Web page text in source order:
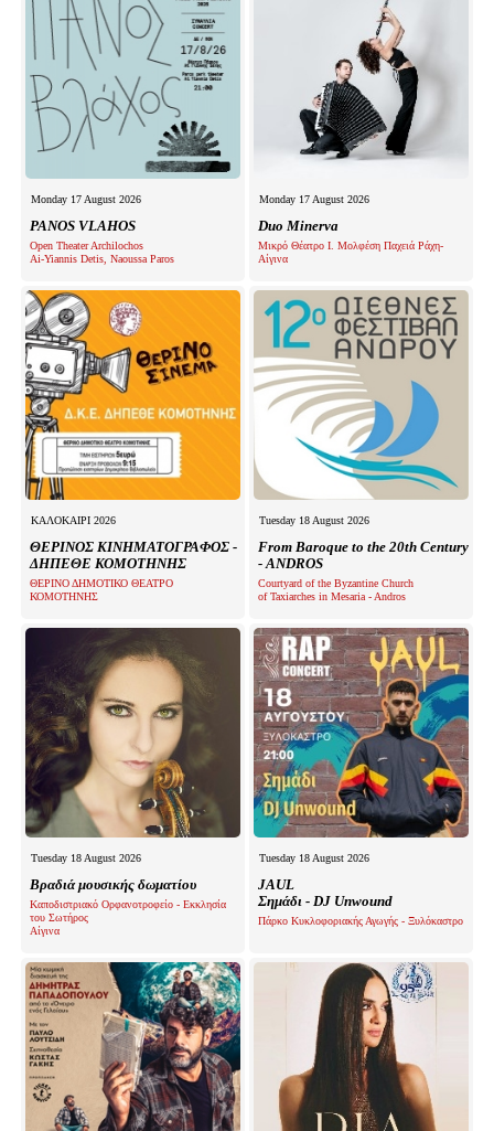
Monday 17 August 2026
PANOS VLAHOS
Open Theater Archilochos
Ai-Yiannis Detis, Naoussa Paros
Monday 17 August 2026
Duo Minerva
Μικρό Θέατρο Ι. Μολφέση Παχειά Ράχη-
Αίγινα
ΚΑΛΟΚΑΙΡΙ 2026
ΘΕΡΙΝΟΣ ΚΙΝΗΜΑΤΟΓΡΑΦΟΣ -
ΔΗΠΕΘΕ ΚΟΜΟΤΗΝΗΣ
ΘΕΡΙΝΟ ΔΗΜΟΤΙΚΟ ΘΕΑΤΡΟ
ΚΟΜΟΤΗΝΗΣ
Tuesday 18 August 2026
From Baroque to the 20th Century
- ANDROS
Courtyard of the Byzantine Church
of Taxiarches in Mesaria - Andros
Tuesday 18 August 2026
Βραδιά μουσικής δωματίου
Καποδιστριακό Ορφανοτροφείο - Εκκλησία
του Σωτήρος
Αίγινα
Tuesday 18 August 2026
JAUL
Σημάδι - DJ Unwound
Πάρκο Κυκλοφοριακής Αγωγής - Ξυλόκαστρο